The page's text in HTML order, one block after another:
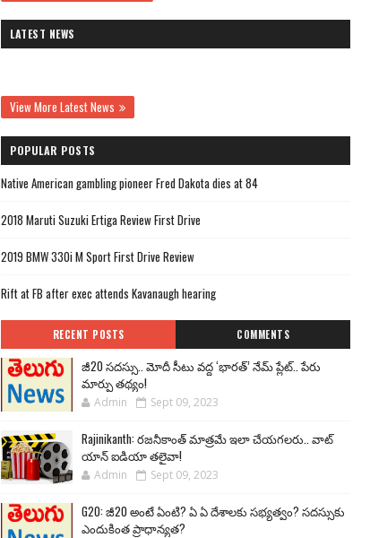
LATEST NEWS
View More Latest News
POPULAR POSTS
Native American gambling pioneer Fred Dakota dies at 84
2018 Maruti Suzuki Ertiga Review First Drive
2019 BMW 330i M Sport First Drive Review
Rift at FB after exec attends Kavanaugh hearing
RECENT POSTS COMMENTS
జీ20 సదస్సు.. మోదీ సీటు వద్ద ‘భారత్’ నేమ్ ప్లేట్‌.. పేరు
మార్పు తథ్యం!
Admin Sept 09, 2023
Rajinikanth: రజనీకాంత్ మాత్రమే ఇలా చేయగలరు.. వాట్
యాన్ ఐడియా తలైవా!
Admin Sept 09, 2023
G20: జీ20 అంటే ఏంటి? ఏ ఏ దేశాలకు సభ్యత్వం? సదస్సుకు
ఎందుకింత ప్రాధాన్యత?